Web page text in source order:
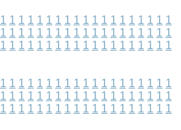
1 1 1 1 1 1 1 1 1 1 1 1 1 1 1 1 1 1 1
1 1 1 1 1 1 1 1 1 1 1 1 1 1 1 1 1 1 1
1 1 1 1 1 1 1 1 1 1 1 1 1 1 1 1 1 1 1
1 1 1 1 1 1 1 1 1 1 1 1 1 1 1 1 1 1 1
1 1 1 1 1 1 1 1 1 1 1 1 1 1 1 1 1 1 1
1 1 1 1 1 1 1 1 1 1 1 1 1 1 1 1 1 1 1